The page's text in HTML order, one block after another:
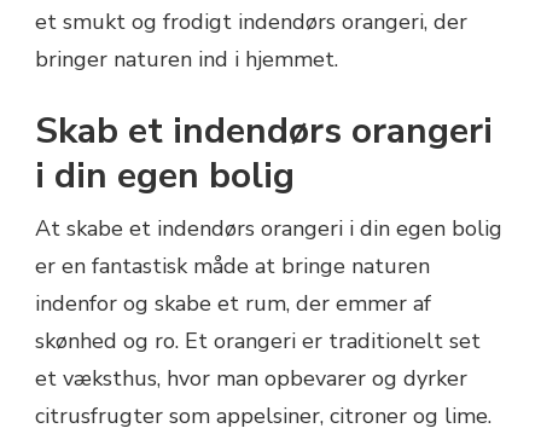
et smukt og frodigt indendørs orangeri, der
bringer naturen ind i hjemmet.
Skab et indendørs orangeri
i din egen bolig
At skabe et indendørs orangeri i din egen bolig
er en fantastisk måde at bringe naturen
indenfor og skabe et rum, der emmer af
skønhed og ro. Et orangeri er traditionelt set
et væksthus, hvor man opbevarer og dyrker
citrusfrugter som appelsiner, citroner og lime.